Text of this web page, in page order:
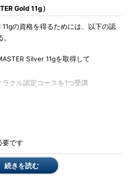
Gold 11g）
の資格を得るためには、以下の認
Silver 11gを取得して
ラクル認定コースを1つ受講
は、以下の『11g Gold対象コース』
ある。
要です
続きを読む